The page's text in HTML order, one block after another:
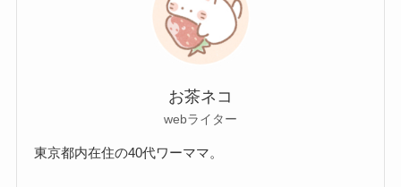
お茶ネコ
webライター
東京都内在住の40代ワーママ。